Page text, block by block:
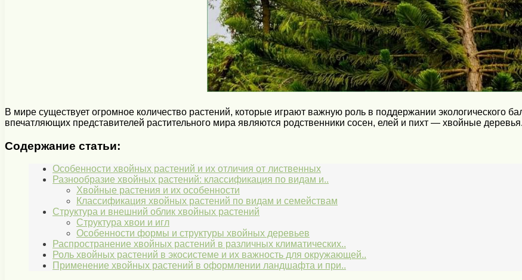
В мире существует огромное количество растений, которые играют важную роль в поддержании экологического
впечатляющих представителей растительного мира являются родственники сосен, елей и пихт — хвойные деревья.
Содержание статьи:
Особенности хвойных растений и их отличия от лиственных
Разнообразие хвойных растений: классификация по видам и..
Хвойные растения и их особенности
Классификация хвойных растений по видам и семействам
Структура и внешний облик хвойных растений
Структура хвои и игл
Особенности формы и структуры хвойных деревьев
Распространение хвойных растений в различных климатических..
Роль хвойных растений в экосистеме и их важность для окружающей..
Применение хвойных растений в оформлении ландшафта и при..